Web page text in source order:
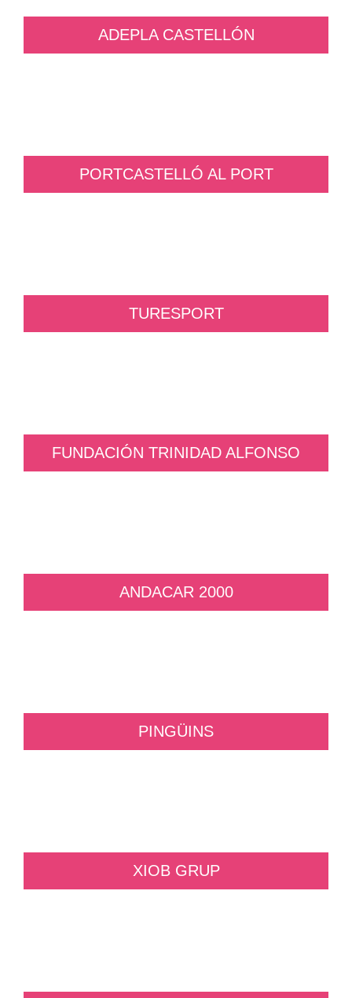
ADEPLA CASTELLÓN
PORTCASTELLÓ AL PORT
TURESPORT
FUNDACIÓN TRINIDAD ALFONSO
ANDACAR 2000
PINGÜINS
XIOB GRUP